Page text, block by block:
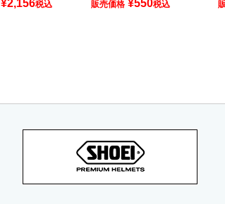
¥2,156税込 販売価格 ¥550税込